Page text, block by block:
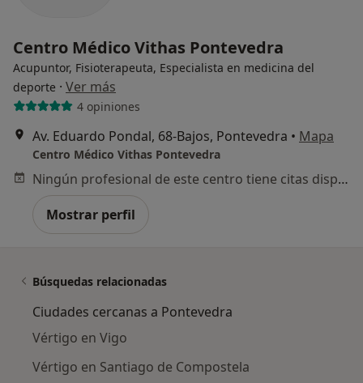
Centro Médico Vithas Pontevedra
Acupuntor, Fisioterapeuta, Especialista en medicina del
deporte · Ver más
4 opiniones
Av. Eduardo Pondal, 68-Bajos, Pontevedra • Mapa
Centro Médico Vithas Pontevedra
Ningún profesional de este centro tiene citas disponibles
Mostrar perfil
Búsquedas relacionadas
Ciudades cercanas a Pontevedra
Vértigo en Vigo
Vértigo en Santiago de Compostela